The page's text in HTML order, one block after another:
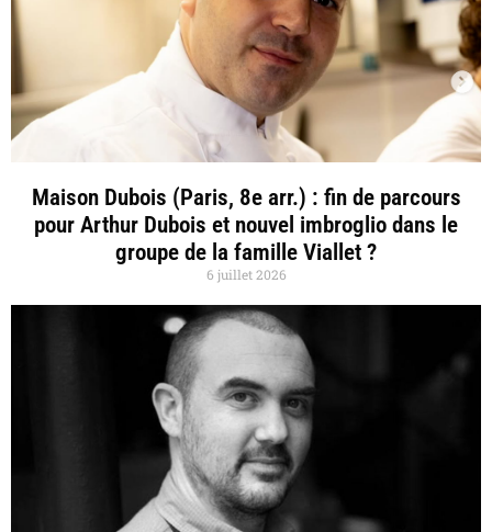
Maison Dubois (Paris, 8e arr.) : fin de parcours
pour Arthur Dubois et nouvel imbroglio dans le
groupe de la famille Viallet ?
6 juillet 2026